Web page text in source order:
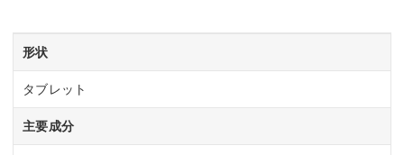
形状
タブレット
主要成分